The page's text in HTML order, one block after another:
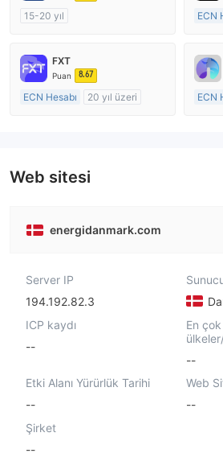
15-20 yıl
Pazar Yapıcılık (MM)
MT4 Tam Lisans
ECN
Pazar
MT4
FXT
Puan 8.67
ECN Hesabı
20 yıl üzeri
ECN
Web sitesi
energidanmark.com
Server IP
194.192.82.3
ICP kaydı
--
En
--
Etki Alanı Yürürlük Tarihi
--
Web
--
Şirket
--